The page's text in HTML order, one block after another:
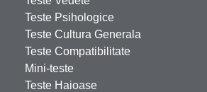
Teste Psihologice
Teste Cultura Generala
Teste Compatibilitate
Mini-teste
Teste Haioase